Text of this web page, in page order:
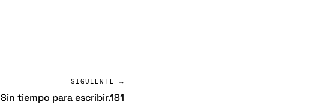
SIGUIENTE →
Sin tiempo para escribir.181